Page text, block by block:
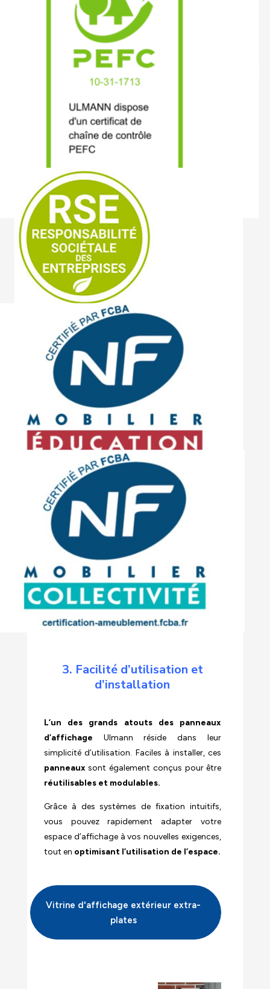
3. Facilité d’utilisation et
d’installation
L’un des grands atouts des panneaux
d’affichage Ulmann réside dans leur
simplicité d’utilisation. Faciles à installer, ces
panneaux sont également conçus pour être
réutilisables et modulables.
Grâce à des systèmes de fixation intuitifs,
vous pouvez rapidement adapter votre
espace d’affichage à vos nouvelles exigences,
tout en optimisant l’utilisation de l’espace.
Vitrine d'affichage extérieur extra-
plates